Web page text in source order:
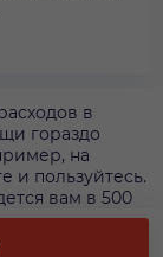
в
гораздо
на
и пользуйтесь.
вам в 500
оформлять